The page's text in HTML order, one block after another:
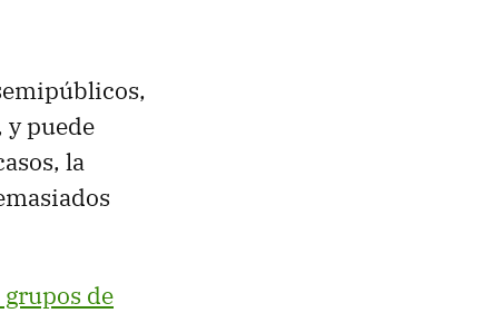
y puede
la
de